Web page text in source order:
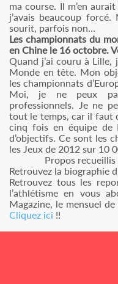
ma course. Il m’en
j’avais beaucoup forcé.
sourit, parfois non…
Les championnats du
en Chine le 16 octobre.
Quand j’ai couru à Lille,
Monde en tête. Mon
les championnats
Moi, je ne peux
professionnels. Je ne
tout le temps, car il faut
cinq fois en équipe de
d’objectifs. Ce sont les
les Jeux de 2012 sur 10
Propos
Retrouvez la biographie
Retrouvez tous les
l’athlétisme en vous
Magazine, le mensuel
Cliquez ici !!